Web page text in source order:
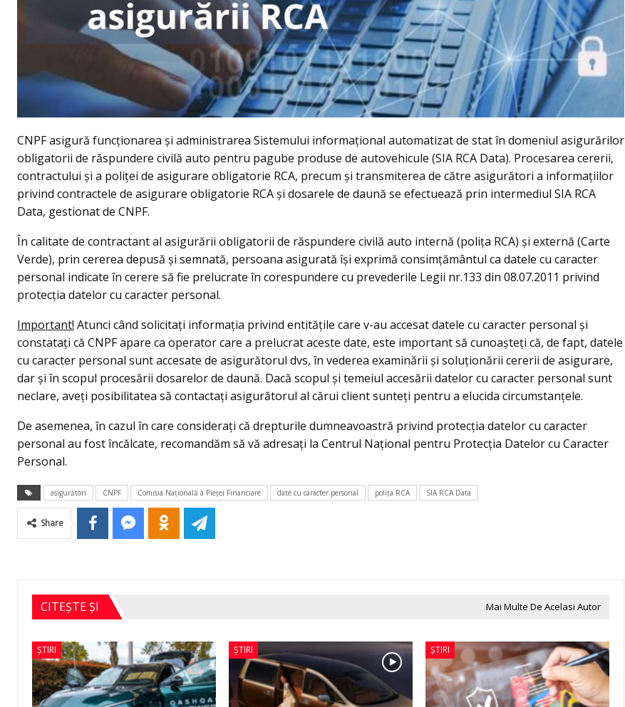
CNPF asigură funcționarea și administrarea Sistemului informațional automatizat de stat în domeniul asigurărilor
obligatorii de răspundere civilă auto pentru pagube produse de autovehicule (SIA RCA Data). Procesarea cererii,
contractului și a poliței de asigurare obligatorie RCA, precum și transmiterea de către asigurători a informațiilor
privind contractele de asigurare obligatorie RCA și dosarele de daună se efectuează prin intermediul SIA RCA
Data, gestionat de CNPF.
În calitate de contractant al asigurării obligatorii de răspundere civilă auto internă (polița RCA) și externă (Carte
Verde), prin cererea depusă și semnată, persoana asigurată își exprimă consimțământul ca datele cu caracter
personal indicate în cerere să fie prelucrate în corespundere cu prevederile Legii nr.133 din 08.07.2011 privind
protecția datelor cu caracter personal.
Important! Atunci când solicitați informația privind entitățile care v-au accesat datele cu caracter personal și
constatați că CNPF apare ca operator care a prelucrat aceste date, este important să cunoașteți că, de fapt, datele
cu caracter personal sunt accesate de asigurătorul dvs, în vederea examinării și soluționării cererii de asigurare,
dar și în scopul procesării dosarelor de daună. Dacă scopul și temeiul accesării datelor cu caracter personal sunt
neclare, aveți posibilitatea să contactați asigurătorul al cărui client sunteți pentru a elucida circumstanțele.
De asemenea, în cazul în care considerați că drepturile dumneavoastră privind protecția datelor cu caracter
personal au fost încălcate, recomandăm să vă adresați la Centrul Național pentru Protecția Datelor cu Caracter
Personal.
asigurători CNPF Comisia Națională a Pieței Financiare date cu caracter personal polița RCA SIA RCA Data
Share
CITEȘTE ȘI Mai Multe De Acelasi Autor
ȘTIRI ȘTIRI ȘTIRI